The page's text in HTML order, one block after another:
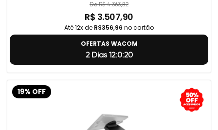
De R$ 4.363,82
R$ 3.507,90
Até 12x de R$356,96 no cartão
OFERTAS WACOM
2 Dias 12:0:19
19% OFF